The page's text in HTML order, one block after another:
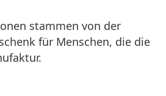
stammen von der
für Menschen, die die